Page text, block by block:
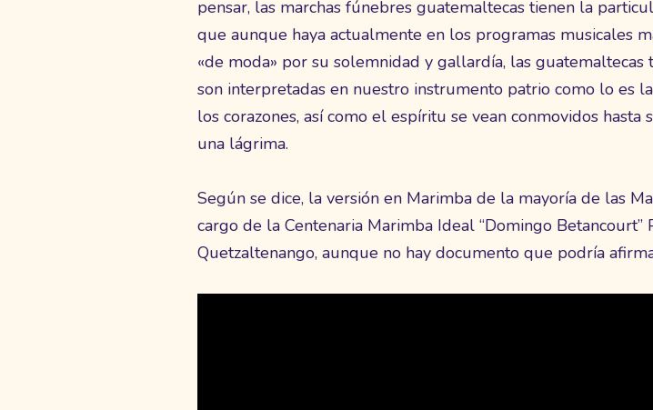
pensar, las marchas fúnebres guatemaltecas tienen la
que aunque haya actualmente en los programas musicales
«de moda» por su solemnidad y gallardía, las
son interpretadas en nuestro instrumento patrio como lo es
los corazones, así como el espíritu se vean conmovidos
una lágrima.
Según se dice, la versión en Marimba de la mayoría de las
cargo de la Centenaria Marimba Ideal “Domingo
Quetzaltenango, aunque no hay documento que podría